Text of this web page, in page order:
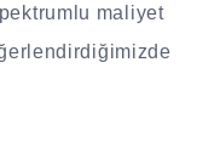
maliyet